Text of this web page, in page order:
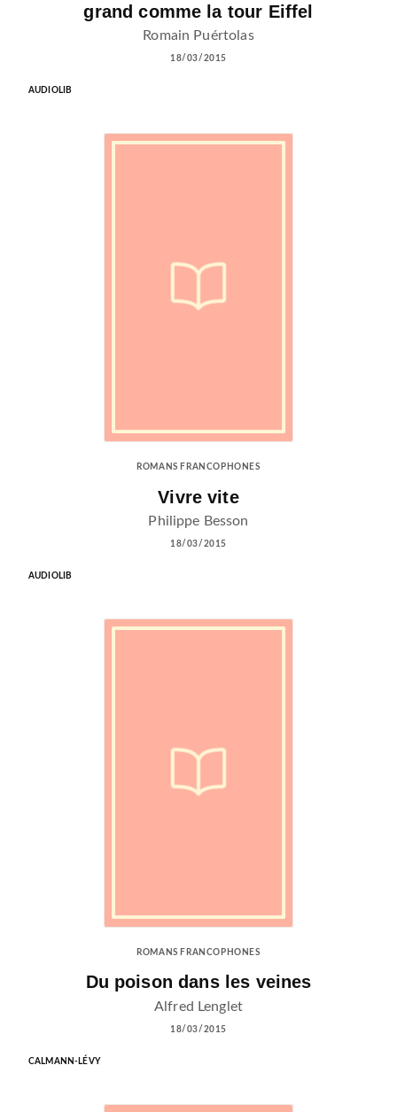
grand comme la tour Eiffel
Romain Puértolas
18/03/2015
AUDIOLIB
ROMANS FRANCOPHONES
Vivre vite
Philippe Besson
18/03/2015
AUDIOLIB
ROMANS FRANCOPHONES
Du poison dans les veines
Alfred Lenglet
18/03/2015
CALMANN-LÉVY